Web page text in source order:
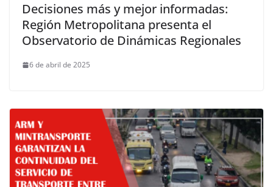
Decisiones más y mejor informadas:
Región Metropolitana presenta el
Observatorio de Dinámicas Regionales
6 de abril de 2025